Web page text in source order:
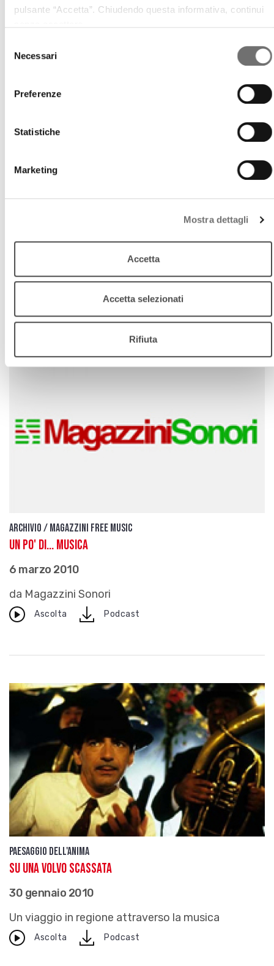
pulsante “Accetta”. Chiudendo questa informativa, continui
delNecessari
Preferenze
Statistiche
Marketing
Mostra dettagli
Accetta
Accetta selezionati
Rifiuta
6 marzo 2010
Archivio / Magazzini free music
Un po' di... musica
6 marzo 2010
da Magazzini Sonori
Ascolta downloadPodcast
Paesaggio dell'anima
Su una Volvo scassata
30 gennaio 2010
Un viaggio in regione attraverso la musica
Ascolta downloadPodcast